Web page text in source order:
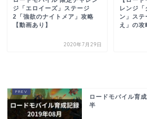
ジ「エロイーズ」ステージ
2「強欲のナイトメア」攻略
【動画あり】
2020年7月29日
レンジ
ン」ステ
え」の攻
ロードモバイル育
半